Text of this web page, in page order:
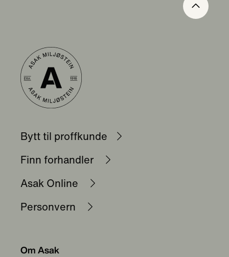
Bytt til proffkunde
Finn forhandler
Asak Online
Personvern
Om Asak